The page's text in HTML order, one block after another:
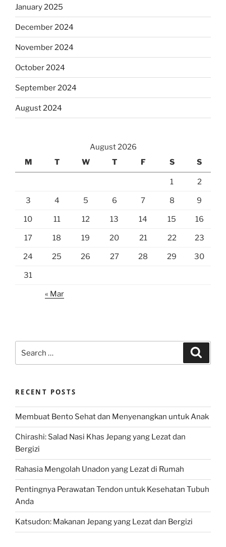
January 2025
December 2024
November 2024
October 2024
September 2024
August 2024
August 2026
M
T W T F S S
1 2
3 4 5 6 7 8 9
10 11 12 13 14 15 16
17 18 19 20 21 22 23
24 25 26 27 28 29 30
31
« Mar
for:
RECENT POSTS
Membuat Bento Sehat dan Menyenangkan untuk Anak
Chirashi: Salad Nasi Khas Jepang yang Lezat dan
Bergizi
Rahasia Mengolah Unadon yang Lezat di Rumah
Pentingnya Perawatan Tendon untuk Kesehatan Tubuh
Anda
Katsudon: Makanan Jepang yang Lezat dan Bergizi